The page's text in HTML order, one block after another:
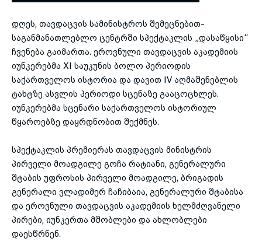
toggle submenu
დღეს, თავდაცვის სამინისტროს შემეცნებით-
საგანმანათლებლო ცენტრში სპექტაკლის „დასაწყისი“
ჩვენება გაიმართა. ეროვნული თავდაცვის აკადემიის
იუნკერებმა XI საუკუნის ბოლო პერიოდის
საქართველოს ისტორია და დავით IV აღმაშენებლის
ტახტზე ასვლის პერიოდი სცენაზე გააცოცხლეს.
იუნკერებმა სცენარი საქართველოს ისტორიულ
წყაროებზე დაყრდნობით შექმნეს.
სპექტაკლის პრემიერას თავდაცვის მინისტრის
პირველი მოადგილე გოჩა რატიანი, გენერალური
შტაბის უფროსის პირველი მოადგილე, ბრიგადის
გენერალი ვლადიმერ ჩაჩიბაია, გენერალური შტაბისა
და ეროვნული თავდაცვის აკადემიის ხელმძღვანელი
პირები, იუნკერთა მშობლები და ახლობლები
დაესწრნენ.